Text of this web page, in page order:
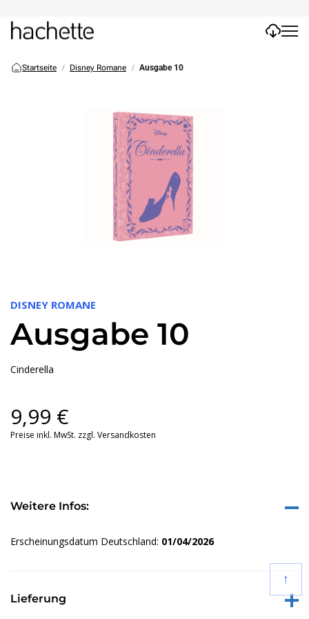
Startseite Disney Romane Ausgabe 10
DISNEY ROMANE
Ausgabe 10
Cinderella
9,99 €
Preise inkl. MwSt. zzgl. Versandkosten
Weitere Infos:
Erscheinungsdatum Deutschland: 01/04/2026
Lieferung
↑